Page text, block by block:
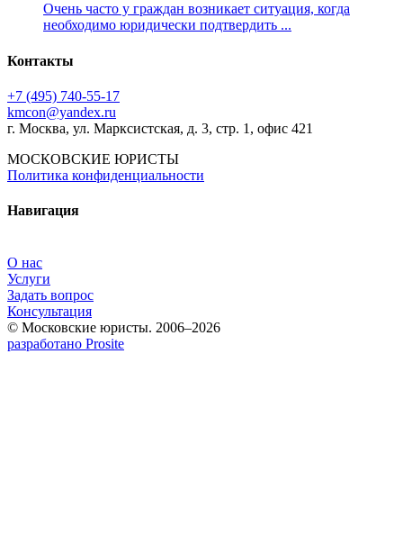
Очень часто у граждан возникает ситуация, когда
необходимо юридически подтвердить ...
Контакты
+7 (495) 740‑55‑17
kmcon@yandex.ru
г. Москва, ул. Марксистская, д. 3, стр. 1, офис 421
МОСКОВСКИЕ ЮРИСТЫ
Политика конфиденциальности
Навигация
О нас
Услуги
Задать вопрос
Консультация
© Московские юристы. 2006–2026
разработано Prosite